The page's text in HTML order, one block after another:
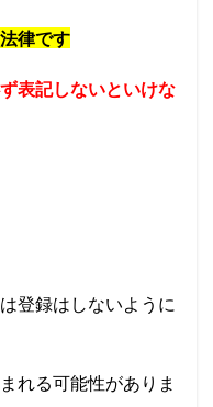
律です
表記しないといけな
登録はしないように
れる可能性がありま